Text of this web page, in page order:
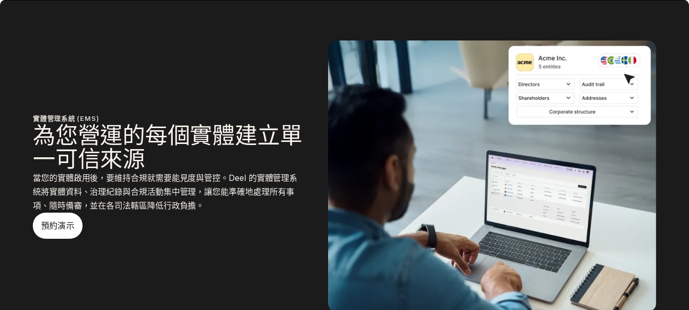
實體管理系統 (EMS)
為您營運的每個實體建立單
一可信來源
當您的實體啟用後，要維持合規就需要能見度與管控。Deel 的實體管理系
統將實體資料、治理紀錄與合規活動集中管理，讓您能準確地處理所有事
項、隨時備審，並在各司法轄區降低行政負擔。
預約演示